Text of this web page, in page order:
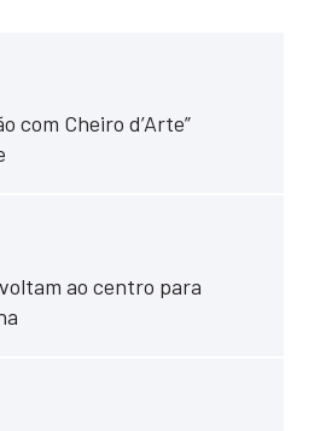
com Cheiro d’Arte”
ao centro para